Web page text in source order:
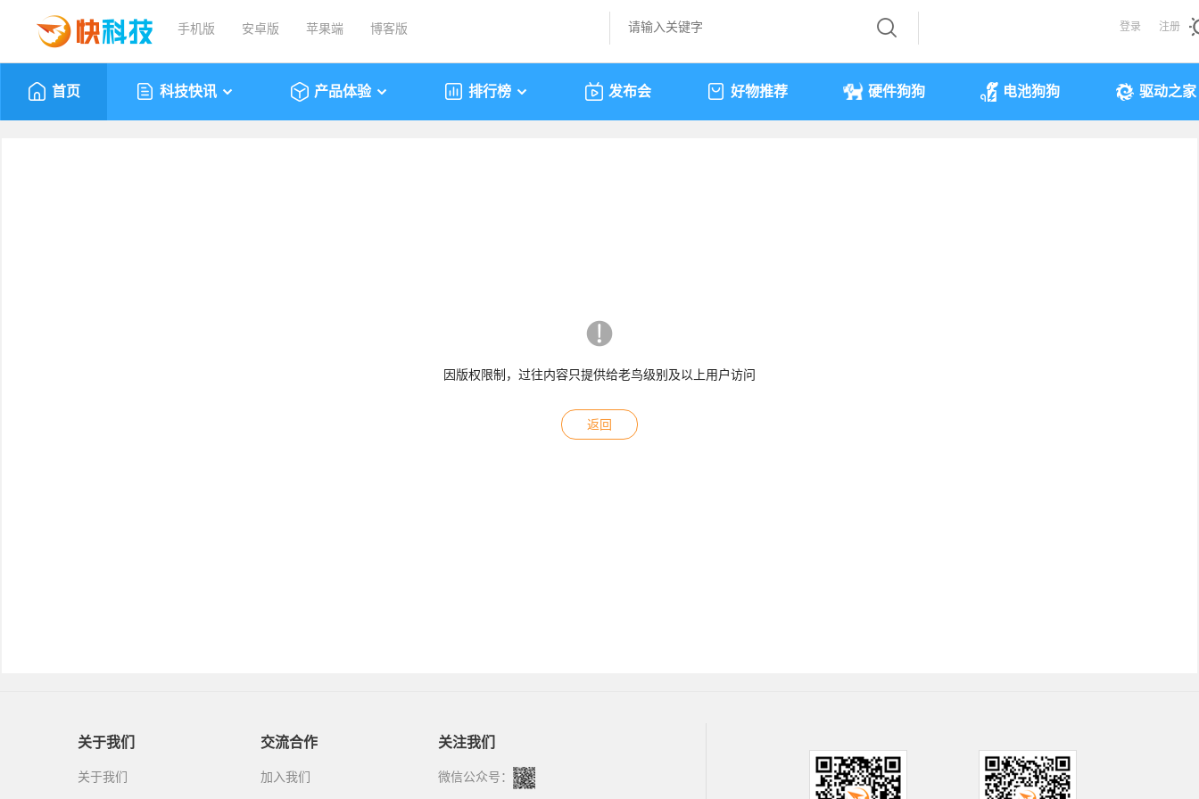
手机版 安卓版 苹果端 博客版 登录 注册
首页 科技快讯 产品体验 排行榜 发布会 好物推荐 硬件狗狗 电池狗狗 驱动之家
因版权限制，过往内容只提供给老鸟级别及以上用户访问
返回
关于我们
关于我们
交流合作
加入我们
关注我们
微信公众号：